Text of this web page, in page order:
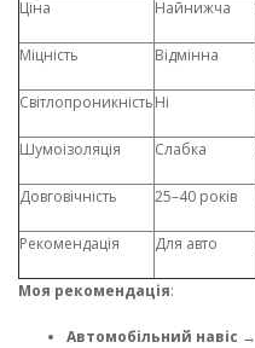
Ціна Найнижча
Міцність Відмінна
СвітлопроникністьНі
Шумоізоляція Слабка
Довговічність 25–40 років
Рекомендація Для авто
Моя рекомендація:
Автомобільний навіс →